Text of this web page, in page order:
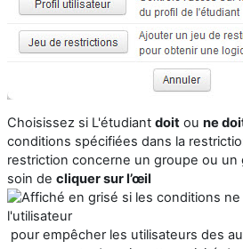
Choisissez si L'étudiant doit ou ne
conditions spécifiées dans la
restriction concerne un groupe ou
soin de cliquer sur l’œil
pour empêcher les utilisateurs des